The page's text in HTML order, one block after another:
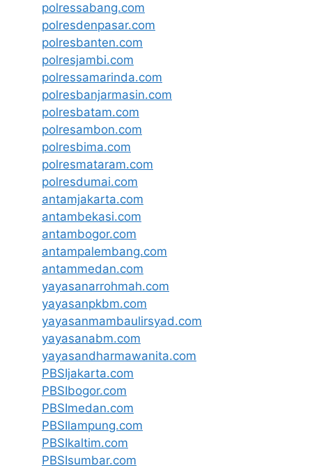
polressabang.com
polresdenpasar.com
polresbanten.com
polresjambi.com
polressamarinda.com
polresbanjarmasin.com
polresbatam.com
polresambon.com
polresbima.com
polresmataram.com
polresdumai.com
antamjakarta.com
antambekasi.com
antambogor.com
antampalembang.com
antammedan.com
yayasanarrohmah.com
yayasanpkbm.com
yayasanmambaulirsyad.com
yayasanabm.com
yayasandharmawanita.com
PBSIjakarta.com
PBSIbogor.com
PBSImedan.com
PBSIlampung.com
PBSIkaltim.com
PBSIsumbar.com